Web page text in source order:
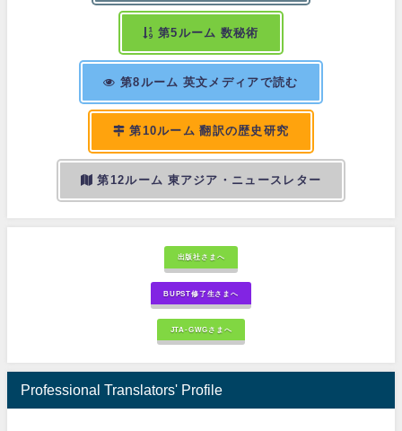
第5ルーム 数秘術
第8ルーム 英文メディアで読む
第10ルーム 翻訳の歴史研究
第12ルーム 東アジア・ニュースレター
出版社さまへ
BUPST修了生さまへ
JTA-GWGさまへ
Professional Translators' Profile